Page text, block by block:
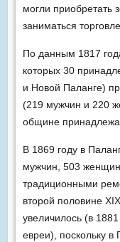
могли приобретать
заниматься
По данным 1817
которых 30
и Новой Паланге)
(219 мужчин и 220
общине
В 1869 году в
мужчин, 503
традиционными
второй половине
увеличилось (в
евреи), поскольку в